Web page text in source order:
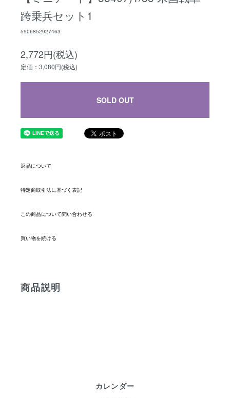
跨乗兵セット1
5906852927463
2,772円(税込)
定価：3,080円(税込)
SOLD OUT
返品について
特定商取引法に基づく表記
この商品について問い合わせる
買い物を続ける
商品説明
カレンダー